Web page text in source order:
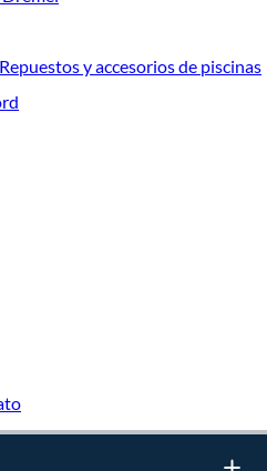
y satisfacción garantizada.
y accesorios de piscinas